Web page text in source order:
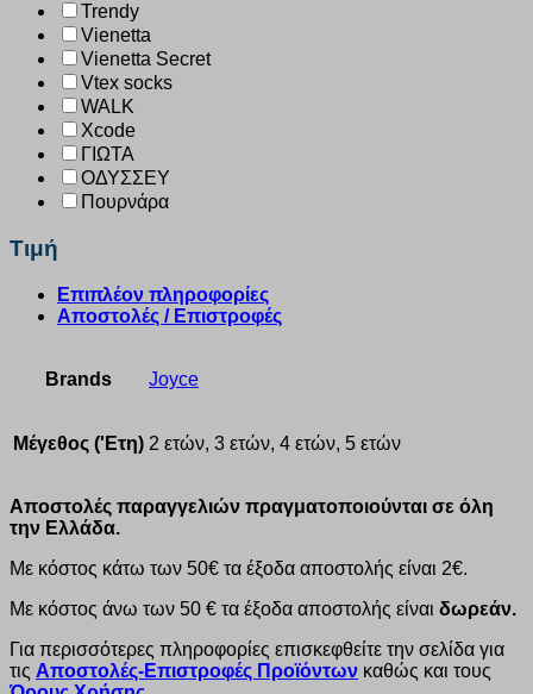
Trendy
Vienetta
Vienetta Secret
Vtex socks
WALK
Xcode
ΓΙΩΤΑ
ΟΔΥΣΣΕΥ
Πουρνάρα
Τιμή
Επιπλέον πληροφορίες
Αποστολές / Επιστροφές
Brands Joyce
Μέγεθος ('Ετη) 2 ετών, 3 ετών, 4 ετών, 5 ετών
Αποστολές παραγγελιών πραγματοποιούνται σε όλη
την Ελλάδα.
Με κόστος κάτω των 50€ τα έξοδα αποστολής είναι 2€.
Με κόστος άνω των 50 € τα έξοδα αποστολής είναι δωρεάν.
Για περισσότερες πληροφορίες επισκεφθείτε την σελίδα για
τις Αποστολές-Επιστροφές Προϊόντων καθώς και τους